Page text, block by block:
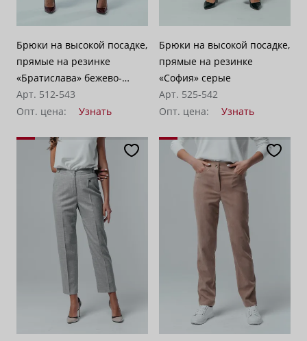
Брюки на высокой посадке,
прямые на резинке
«Братислава» бежево-
серые
Арт. 512-543
Опт. цена:
Узнать
Брюки на высокой посадке,
прямые на резинке
«София» серые
Арт. 525-542
Опт. цена:
Узнать